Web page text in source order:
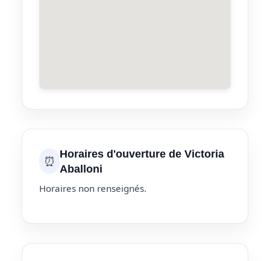
⏰ Horaires d'ouverture de Victoria
Aballoni
Horaires non renseignés.